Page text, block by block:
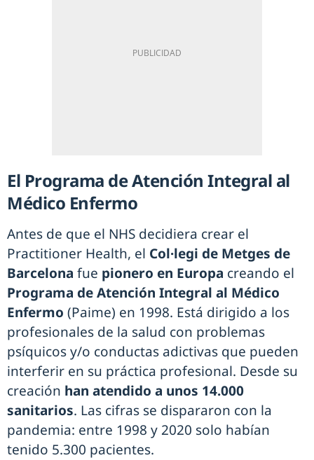
El Programa de Atención Integral al
Médico Enfermo
Antes de que el NHS decidiera crear el
Practitioner Health, el Col·legi de Metges de
Barcelona fue pionero en Europa creando el
Programa de Atención Integral al Médico
Enfermo (Paime) en 1998. Está dirigido a los
profesionales de la salud con problemas
psíquicos y/o conductas adictivas que pueden
interferir en su práctica profesional. Desde su
creación han atendido a unos 14.000
sanitarios. Las cifras se dispararon con la
pandemia: entre 1998 y 2020 solo habían
tenido 5.300 pacientes.